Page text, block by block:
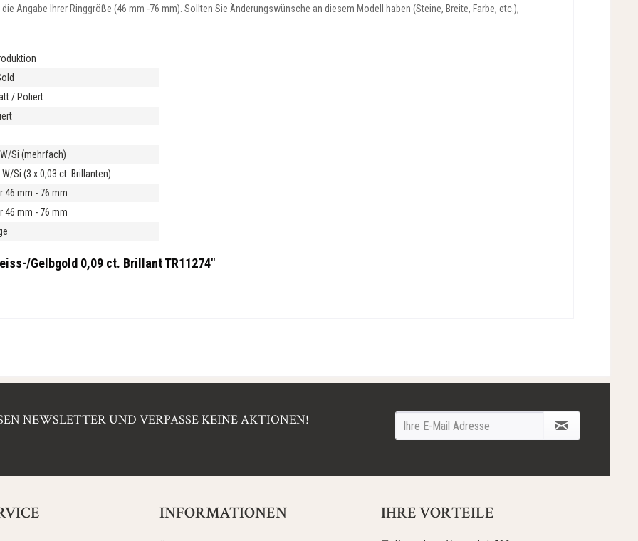
Angabe Ihrer Ringgröße (46 mm -76 mm). Sollten Sie Änderungswünsche an diesem Modell haben (Steine, Breite, Farbe, etc.),
/ Poliert
Si (mehrfach)
Si (3 x 0,03 ct. Brillanten)
46 mm - 76 mm
46 mm - 76 mm
Gelbgold 0,09 ct. Brillant TR11274"
NEWSLETTER UND VERPASSE KEINE AKTIONEN!
INFORMATIONEN IHRE VORTEILE